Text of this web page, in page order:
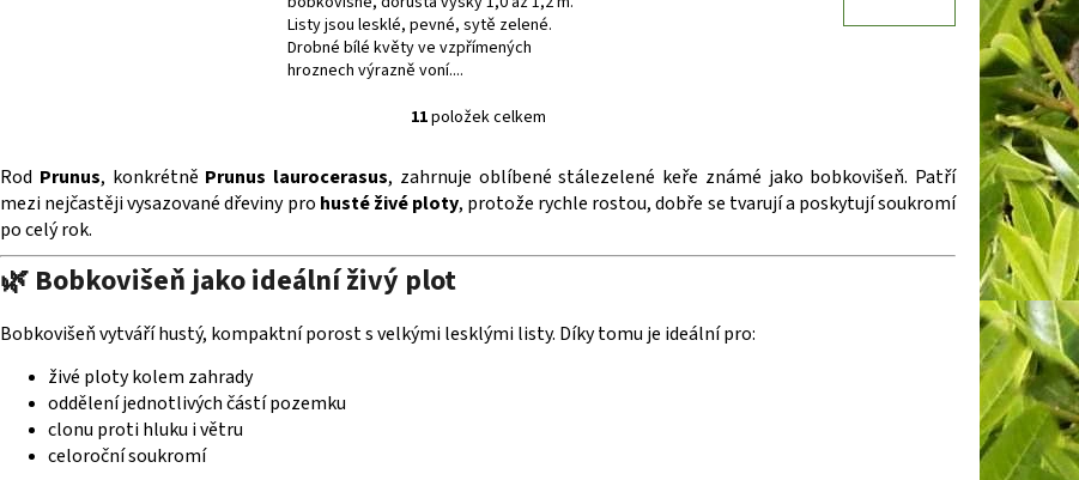
Listy jsou lesklé, pevné, sytě zelené.
Drobné bílé květy ve vzpřímených
hroznech výrazně voní....
O
l
á
a
p
11položek celkem
Rod Prunus, konkrétně Prunus laurocerasus, zahrnuje oblíbené stálezelené keře známé jako bobkovišeň. Patří
mezi nejčastěji vysazované dřeviny pro husté živé ploty, protože rychle rostou, dobře se tvarují a poskytují soukromí
po celý rok.
🌿 Bobkovišeň jako ideální živý plot
Bobkovišeň vytváří hustý, kompaktní porost s velkými lesklými listy. Díky tomu je ideální pro:
živé ploty kolem zahrady
oddělení jednotlivých částí pozemku
clonu proti hluku i větru
celoroční soukromí